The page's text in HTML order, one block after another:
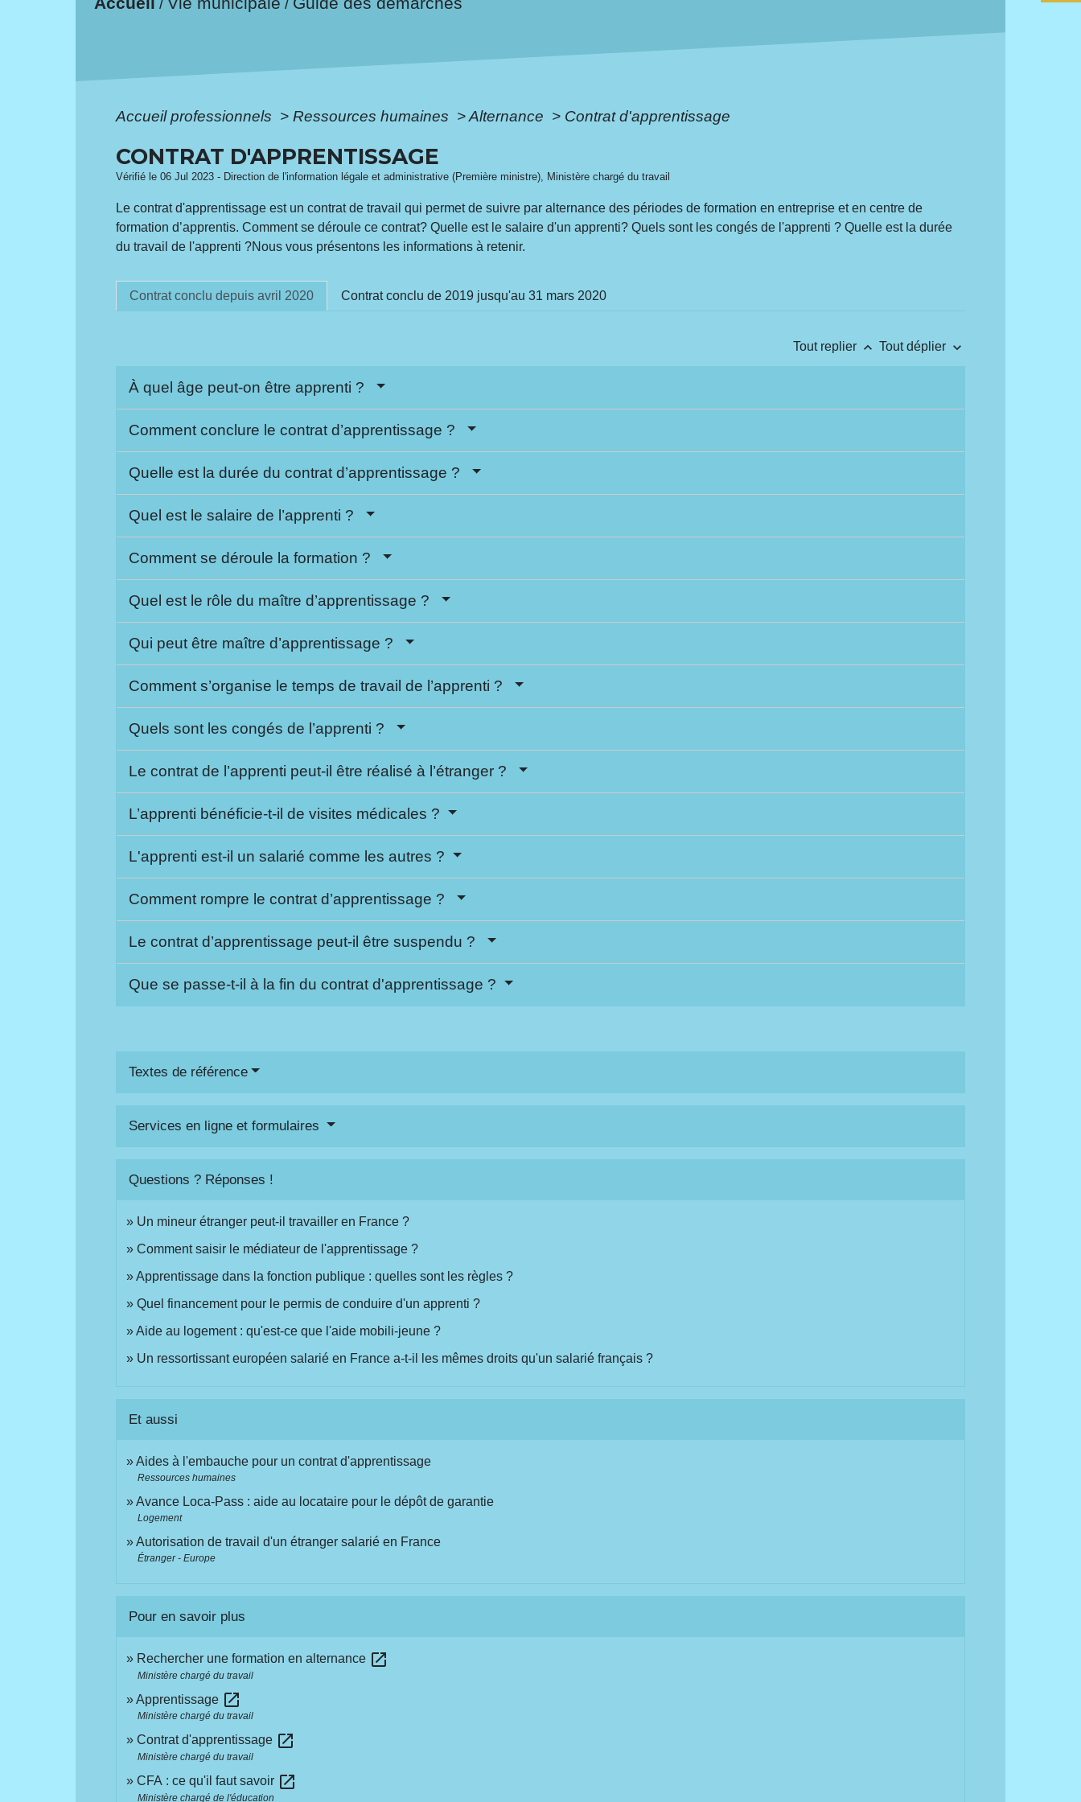
/ /
Accueil professionnels > Ressources humaines >Alternance > Contrat d'apprentissage
CONTRAT D'APPRENTISSAGE
Vérifié le 06 Jul 2023 - Direction de l'information légale et administrative (Première ministre), Ministère chargé du travail
Le contrat d'apprentissage est un contrat de travail qui permet de suivre par alternance des périodes de formation en entreprise et en centre de
formation d’apprentis. Comment se déroule ce contrat? Quelle est le salaire d'un apprenti? Quels sont les congés de l'apprenti ? Quelle est la durée
du travail de l'apprenti ?Nous vous présentons les informations à retenir.
Contrat conclu depuis avril 2020 Contrat conclu de 2019 jusqu'au 31 mars 2020
Tout replier keyboard_arrow_up Tout déplier keyboard_arrow_down
À quel âge peut-on être apprenti ?
Comment conclure le contrat d’apprentissage ?
Quelle est la durée du contrat d’apprentissage ?
Quel est le salaire de l’apprenti ?
Comment se déroule la formation ?
Quel est le rôle du maître d’apprentissage ?
Qui peut être maître d’apprentissage ?
Comment s’organise le temps de travail de l’apprenti ?
Quels sont les congés de l’apprenti ?
Le contrat de l’apprenti peut-il être réalisé à l’étranger ?
L’apprenti bénéficie-t-il de visites médicales ?
L'apprenti est-il un salarié comme les autres ?
Comment rompre le contrat d’apprentissage ?
Le contrat d’apprentissage peut-il être suspendu ?
Que se passe-t-il à la fin du contrat d'apprentissage ?
Textes de référence
Services en ligne et formulaires
Questions ? Réponses !
Un mineur étranger peut-il travailler en France ?
Comment saisir le médiateur de l'apprentissage ?
Apprentissage dans la fonction publique : quelles sont les règles ?
Quel financement pour le permis de conduire d'un apprenti ?
Aide au logement : qu'est-ce que l'aide mobili-jeune ?
Un ressortissant européen salarié en France a-t-il les mêmes droits qu'un salarié français ?
Et aussi
Aides à l'embauche pour un contrat d'apprentissage
Ressources humaines
Avance Loca-Pass : aide au locataire pour le dépôt de garantie
Logement
Autorisation de travail d'un étranger salarié en France
Étranger - Europe
Pour en savoir plus
Rechercher une formation en alternance open_in_new
Ministère chargé du travail
Apprentissage open_in_new
Ministère chargé du travail
Contrat d'apprentissage open_in_new
Ministère chargé du travail
CFA : ce qu'il faut savoir open_in_new
Ministère chargé de l'éducation